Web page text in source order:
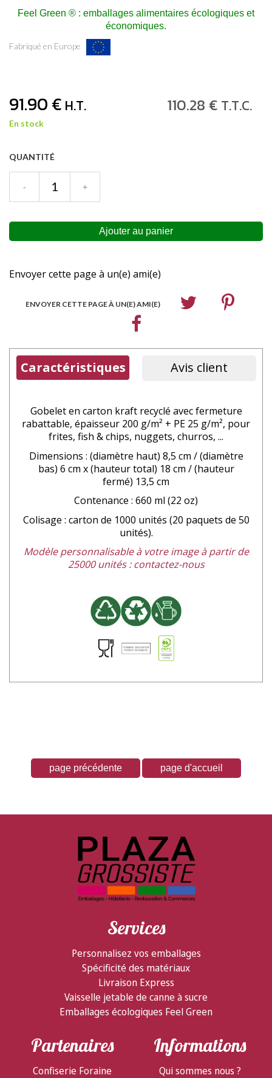
Feel Green ® : emballages alimentaires écologiques et
économiques.
Fabriqué en Europe
91.90€ H.T. 110.28 € T.T.C.
En stock
QUANTITÉ
Envoyer cette page à un(e) ami(e)
ENVOYER CETTE PAGE À UN(E) AMI(E)
Caractéristiques Avis client
Gobelet en carton kraft recyclé avec fermeture
rabattable, épaisseur 200 g/m² + PE 25 g/m², pour
frites, fish & chips, nuggets, churros, ...
Dimensions : (diamètre haut) 8,5 cm / (diamètre
bas) 6 cm x (hauteur total) 18 cm / (hauteur
fermé) 13,5 cm
Contenance : 660 ml (22 oz)
Colisage : carton de 1000 unités (20 paquets de 50
unités).
Modèle personnalisable à votre image à partir de
25000 unités : contactez-nous
Services
Personnalisez vos emballages
Spécificité des matériaux
Livraison Express
Vaisselle jetable de canne à sucre
Emballages écologiques Feel Green
Partenaires
Confiserie Foraine
Informations
Qui sommes nous ?